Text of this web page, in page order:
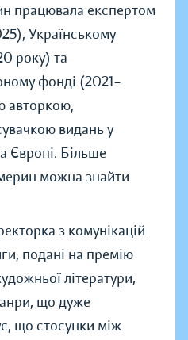
працювала експертом
Українському
року) та
фонді (2021–
авторкою,
видань у
Європі. Більше
можна знайти
з комунікацій
подані на премію
літератури,
що дуже
що стосунки між